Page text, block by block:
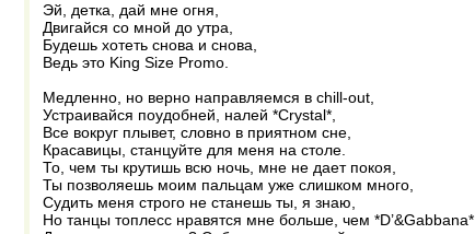
Эй, детка, дай мне огня,
Двигайся со мной до утра,
Будешь хотеть снова и снова,
Ведь это King Size Promo.
Медленно, но верно направляемся в chill-out,
Устраивайся поудобней, налей *Crystal*,
Все вокруг плывет, словно в приятном сне,
Красавицы, станцуйте для меня на столе.
То, чем ты крутишь всю ночь, мне не дает покоя,
Ты позволяешь моим пальцам уже слишком много,
Судить меня строго не станешь ты, я знаю,
Но танцы топлесс нравятся мне больше, чем *D’&Gabbana*